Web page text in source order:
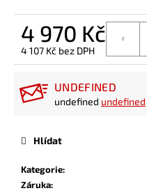
4 970 Kč
4 107 Kč bez DPH
Měrná
UNDEFINED
undefined undefined
Kategorie:
Záruka:
Hlídat